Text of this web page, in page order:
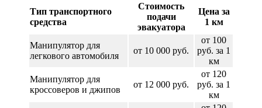
Тип транспортного
средства
Стоимость
подачи
эвакуатора
Цена за
1 км
Манипулятор для
легкового автомобиля
от 10 000 руб.
от 100
руб. за 1
км
Манипулятор для
кроссоверов и джипов
от 12 000 руб.
от 120
руб. за 1
км